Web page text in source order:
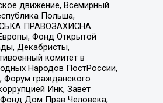
движение, Всемирный
Польша,
ПРАВОЗАХИСНА
Фонд Открытой
Декабристы,
комитет в
Народов ПостРоссии,
Форум гражданского
Инк, Завет
Фонд Дом Прав Человека,